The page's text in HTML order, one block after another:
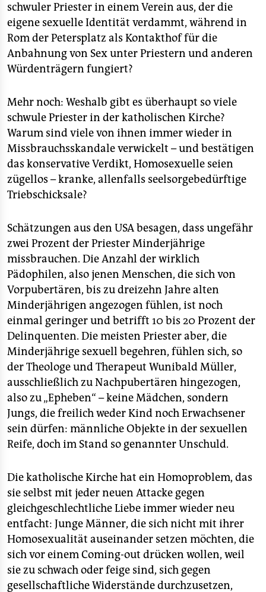
schwuler Priester in einem Verein aus, der die
eigene sexuelle Identität verdammt, während in
Rom der Petersplatz als Kontakthof für die
Anbahnung von Sex unter Priestern und anderen
Würdenträgern fungiert?
Mehr noch: Weshalb gibt es überhaupt so viele
schwule Priester in der katholischen Kirche?
Warum sind viele von ihnen immer wieder in
Missbrauchsskandale verwickelt – und bestätigen
das konservative Verdikt, Homosexuelle seien
zügellos – kranke, allenfalls seelsorgebedürftige
Triebschicksale?
Schätzungen aus den USA besagen, dass ungefähr
zwei Prozent der Priester Minderjährige
missbrauchen. Die Anzahl der wirklich
Pädophilen, also jenen Menschen, die sich von
Vorpubertären, bis zu dreizehn Jahre alten
Minderjährigen angezogen fühlen, ist noch
einmal geringer und betrifft 10 bis 20 Prozent der
Delinquenten. Die meisten Priester aber, die
Minderjährige sexuell begehren, fühlen sich, so
der Theologe und Therapeut Wunibald Müller,
ausschließlich zu Nachpubertären hingezogen,
also zu „Epheben“ – keine Mädchen, sondern
Jungs, die freilich weder Kind noch Erwachsener
sein dürfen: männliche Objekte in der sexuellen
Reife, doch im Stand so genannter Unschuld.
Die katholische Kirche hat ein Homoproblem, das
sie selbst mit jeder neuen Attacke gegen
gleichgeschlechtliche Liebe immer wieder neu
entfacht: Junge Männer, die sich nicht mit ihrer
Homosexualität auseinander setzen möchten, die
sich vor einem Coming-out drücken wollen, weil
sie zu schwach oder feige sind, sich gegen
gesellschaftliche Widerstände durchzusetzen,